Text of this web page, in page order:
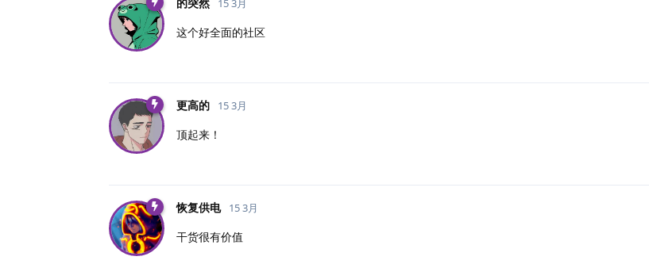
的突然 15 3月
这个好全面的社区
更高的 15 3月
顶起来！
恢复供电 15 3月
干货很有价值